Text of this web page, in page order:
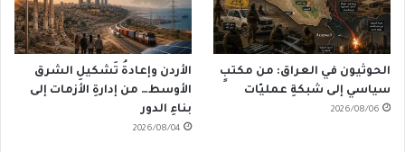
الحوثيون في العراق: من مكتبٍ
سياسي إلى شبكةِ عمليّات
2026/08/06
الأردن وإعادةُ تَشكيلِ الشرق
الأوسط… من إدارةِ الأزمات إلى
بناءِ الدور
2026/08/04